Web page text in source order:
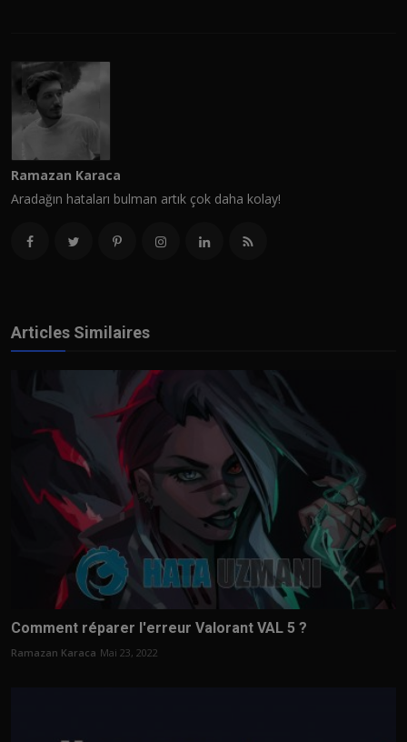
Ramazan Karaca
Aradağın hataları bulman artık çok daha kolay!
Articles Similaires
Comment réparer l'erreur Valorant VAL 5 ?
Ramazan Karaca Mai 23, 2022